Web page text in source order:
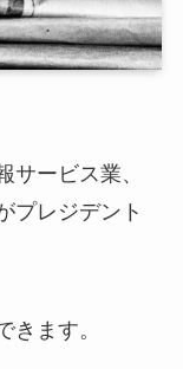
ービス業、
プレジデント
ます。